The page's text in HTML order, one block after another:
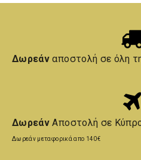
Δωρεάναποστολή σε όλη
ΔωρεάνΑποστολή σε
Δωρεάν μεταφορικά απο 140€